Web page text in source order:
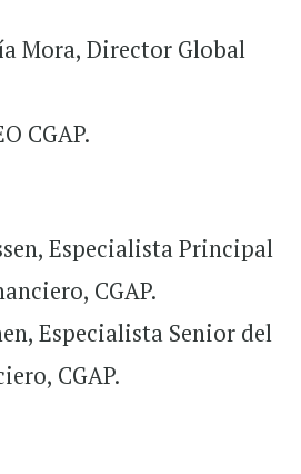
Mora, Director Global
CGAP.
Especialista Principal
CGAP.
Especialista Senior del
CGAP.